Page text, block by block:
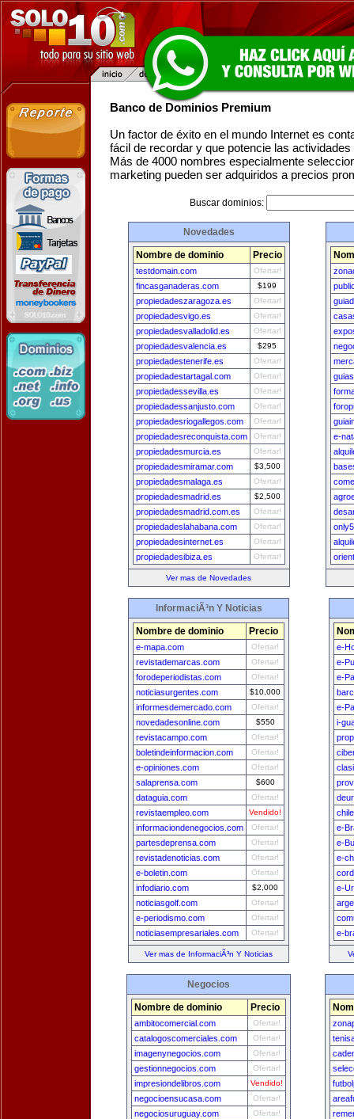
Banco de Dominios Premium
Un factor de éxito en el mundo Internet es
fácil de recordar y que potencie las
Más de 4000 nombres especialmente
marketing pueden ser adquiridos a precios
Buscar dominios:
Novedades
Nombre de dominio Precio
testdomain.com Ofertar!
fincasganaderas.com $199
propiedadeszaragoza.es Ofertar!
propiedadesvigo.es Ofertar!
propiedadesvalladolid.es Ofertar!
propiedadesvalencia.es $295
propiedadestenerife.es Ofertar!
propiedadestartagal.com Ofertar!
propiedadessevilla.es Ofertar!
propiedadessanjusto.com Ofertar!
propiedadesriogallegos.com Ofertar!
propiedadesreconquista.com Ofertar!
propiedadesmurcia.es Ofertar!
propiedadesmiramar.com $3,500
propiedadesmalaga.es Ofertar!
propiedadesmadrid.es $2,500
propiedadesmadrid.com.es Ofertar!
propiedadeslahabana.com Ofertar!
propiedadesinternet.es Ofertar!
propiedadesibiza.es Ofertar!
Ver mas de Novedades
e-
InformaciÃ³n Y Noticias
Nombre de dominio Precio
e-mapa.com Ofertar!
revistademarcas.com Ofertar!
forodeperiodistas.com Ofertar!
noticiasurgentes.com $10,000
informesdemercado.com Ofertar!
novedadesonline.com $550
revistacampo.com Ofertar!
boletindeinformacion.com Ofertar!
e-opiniones.com Ofertar!
salaprensa.com $600
dataguia.com Ofertar!
revistaempleo.com Vendido!
informaciondenegocios.com Ofertar!
partesdeprensa.com Ofertar!
revistadenoticias.com Ofertar!
e-boletin.com Ofertar!
infodiario.com $2,000
noticiasgolf.com Ofertar!
e-periodismo.com Ofertar!
noticiasempresariales.com Ofertar!
Ver mas de InformaciÃ³n Y Noticias
e-
e-
e-
e-
i-
e-
e-
e-
e-
e-
Negocios
Nombre de dominio Precio
ambitocomercial.com Ofertar!
catalogoscomerciales.com Ofertar!
imagenynegocios.com Ofertar!
gestionnegocios.com Ofertar!
impresiondelibros.com Vendido!
negocioensucasa.com Ofertar!
negociosuruguay.com Ofertar!